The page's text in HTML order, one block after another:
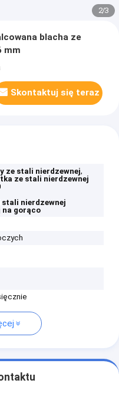
2/3
blacha ze
mm
Skontaktuj się teraz
ze stali nierdzewnej,
ze stali nierdzewnej
stali nierdzewnej
na gorąco